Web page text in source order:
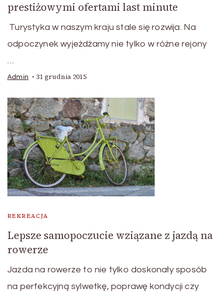
prestiżowymi ofertami last minute
Turystyka w naszym kraju stale się rozwija. Na
odpoczynek wyjeżdżamy nie tylko w różne rejony
…
Admin 31 grudnia 2015
REKREACJA
Lepsze samopoczucie wziązane z jazdą na
rowerze
Jazda na rowerze to nie tylko doskonały sposób
na perfekcyjną sylwetkę, poprawę kondycji czy